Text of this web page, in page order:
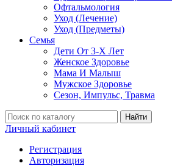
Офтальмология
Уход (Лечение)
Уход (Предметы)
Семья
Дети От 3-Х Лет
Женское Здоровье
Мама И Малыш
Мужское Здоровье
Сезон, Импульс, Травма
Найти
Личный кабинет
Регистрация
Авторизация